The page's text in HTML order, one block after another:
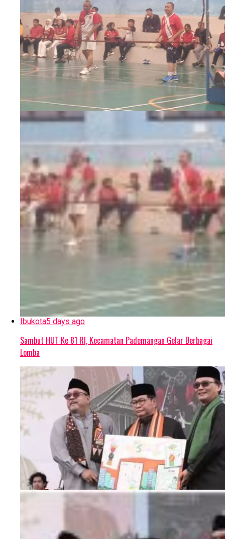
Ibukota5 days ago
Sambut HUT Ke 81 RI, Kecamatan Pademangan Gelar Berbagai
Lomba